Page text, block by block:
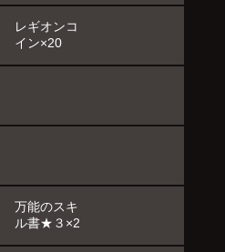
レギオンコ
イン×20
万能のスキ
ル書★３×2